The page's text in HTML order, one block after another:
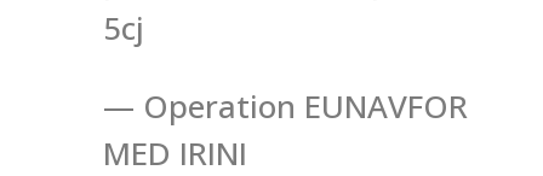
5cj
— Operation EUNAVFOR
MED IRINI